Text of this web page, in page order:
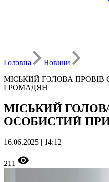
Головна
Новини
МІСЬКИЙ ГОЛОВА
ГРОМАДЯН
МІСЬКИЙ
ОСОБИСТИЙ
16.06.2025 | 14:12
211